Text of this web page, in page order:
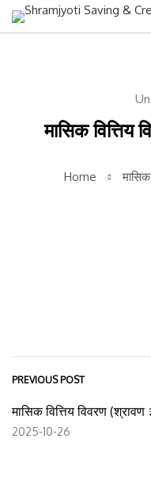
मासिक
Home
PREVIOUS POST
मासिक वित्तिय विवरण
2025-10-26